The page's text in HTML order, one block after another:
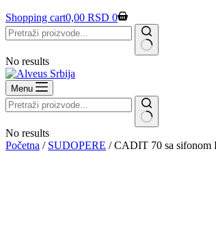
Shopping cart0,00 RSD 0
No results
Menu
No results
Početna / SUDOPERE / CADIT 70 sa sifonom